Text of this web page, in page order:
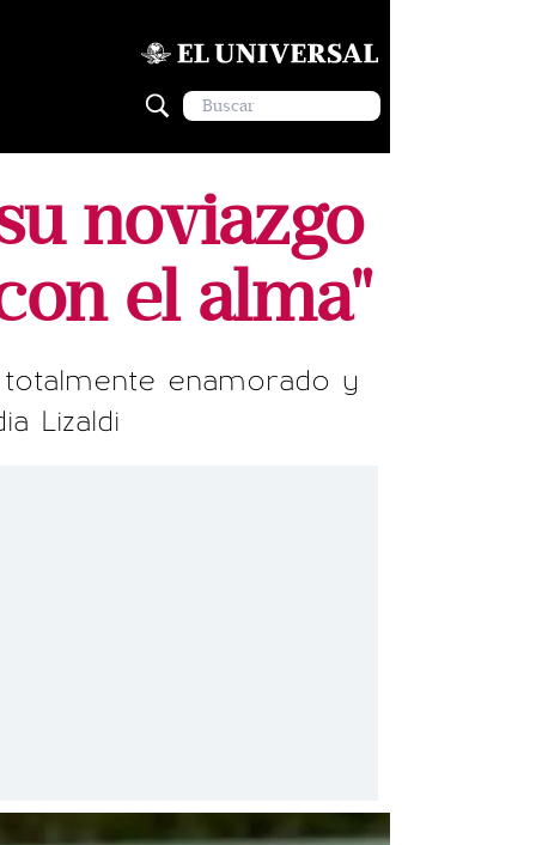
noviazgo
el alma"
enamorado y
Lizaldi